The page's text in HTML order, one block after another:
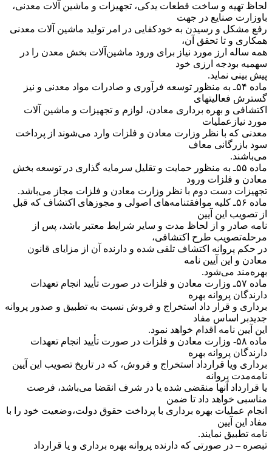
لحاظ تهیه و ساخت قطعات یدکی، تجهیزات و ماشین آلات معدنی،
با‌وزارت صنایع در جهت
رفع مشکل و رسیدن به خودکفایی در امر تولید ماشین آلات معدنی
همکاری و تا تحقق آن،
همه ساله ارز مورد نیاز برای ورود ماشین‌آلات بخش معدن را در
سهمیه بودجه ارزی خود
پیش بینی نماید.
‌ماده ۵۴ـ به منظور توسعه فرآوری و صادرات مواد معدنی و نیز
گسترش فعالیتهای
اکتشافی و بهره برداری معادن، لوازم و تجهیزات و ماشین آلات
مورد نیاز‌عملیات
معدنی که با نظر وزارت معادن و فلزات وارد می‌شوند از پرداخت
سود بازرگانی معاف
می‌باشند.
‌ماده ۵۵ـ به منظور حمایت و تقلیل سرمایه گذاری در توسعه بخش
معادن و فلزات ورود
تجهیزات دست دوم با نظر وزارت معادن و فلزات مجاز می‌باشد.
‌ماده ۵۶ـ کلیه موافقتنامه‌های اصولی و مجوزهای اکتشاف که قبل
از تصویب این آیین
نامه صادر و از لحاظ مدت و سایر شرایط معتبر باشد، پس از
مرحله‌تصویب طرح اکتشافی،
در حکم پروانه اکتشاف تلقی شده و دارنده آن از مزایای قانون
معادن و این آیین نامه
بهره‌مند می‌شود.
‌ماده ۵۷ـ وزارت معادن و فلزات در صورت تأیید انجام تعهدات
دارندگان پروانه بهره
برداری و قرار داد استخراج و فروش نسبت به تطبیق و صدور پروانه
جدید‌بر اساس مفاد
این آیین نامه اقدام خواهد نمود.
‌ماده ۵۸- وزارت معادن و فلزات در صورت تأیید انجام تعهدات
دارندگان پروانه بهره
برداری ویا قرارداد استخراج و فروش، که در تاریخ تصویب این آیین
نامه‌مدت پروانه
یا قرارداد آنها منقضی شده یا در شرف انقضا می‌باشد، فرصت
مناسبی خواهد داد تا ضمن
انجام عملیات بهره برداری با پرداخت حقوق دولت،‌وضعیت خود را با
مفاد این آیین
نامه تطبیق نمایند.
‌تبصره – در صورتی که دارنده پروانه بهره برداری و یا قرارداد